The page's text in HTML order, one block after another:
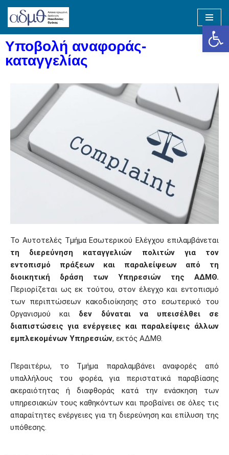
Skip
to
content
Υποβολή αναφοράς-
καταγγελίας
Το Αυτοτελές Τμήμα Εσωτερικού Ελέγχου επιλαμβάνεται
τη διερεύνηση καταγγελιών πολιτών για τον
εντοπισμό πράξεων και παραλείψεων από τη
διοικητική δράση των Υπηρεσιών της ΑΔΜΘ.
Περιορίζεται ως εκ τούτου, στον έλεγχο και εντοπισμό
των περιπτώσεων κακοδιοίκησης στο εσωτερικό του
Οργανισμού και δεν δύναται να υπεισέλθει σε
διαπιστώσεις για ενέργειες και παραλείψεις άλλων
εμπλεκομένων Υπηρεσιών, εκτός ΑΔΜΘ.
Περαιτέρω, το Τμήμα παραλαμβάνει αναφορές από
υπαλλήλους του φορέα, για περιστατικά παραβίασης
ακεραιότητας ή διαφθοράς κατά την ενάσκηση των
υπηρεσιακών τους καθηκόντων και προβαίνει σε όλες τις
απαραίτητες ενέργειες για τη διερεύνηση και επίλυση της
υπόθεσης.